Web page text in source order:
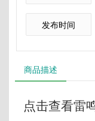
发布时间
商品描述
点击查看雷